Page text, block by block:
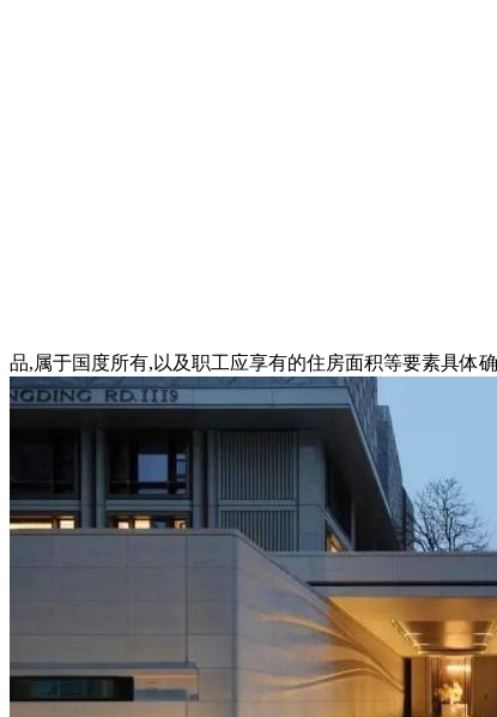
品,属于国度所有,以及职工应享有的住房面积等要素具体